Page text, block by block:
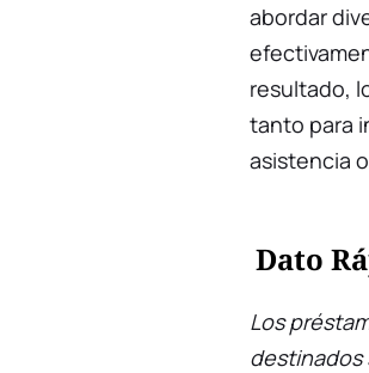
abordar
resultado,
tanto para
asistencia
Dato
Los
destinados